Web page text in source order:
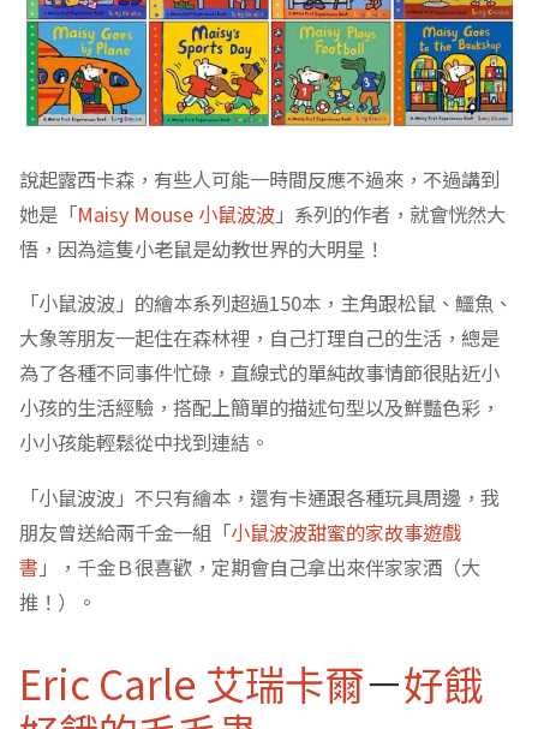
說起露西卡森，有些人可能一時間反應不過來，不過講到
她是「Maisy Mouse 小鼠波波」系列的作者，就會恍然大
悟，因為這隻小老鼠是幼教世界的大明星！
「小鼠波波」的繪本系列超過150本，主角跟松鼠、鱷魚、
大象等朋友一起住在森林裡，自己打理自己的生活，總是
為了各種不同事件忙碌，直線式的單純故事情節很貼近小
小孩的生活經驗，搭配上簡單的描述句型以及鮮豔色彩，
小小孩能輕鬆從中找到連結。
「小鼠波波」不只有繪本，還有卡通跟各種玩具周邊，我
朋友曾送給兩千金一組「小鼠波波甜蜜的家故事遊戲
書 」，千金Ｂ很喜歡，定期會自己拿出來伴家家酒（大
推！）。
Eric Carle 艾瑞卡爾－好餓